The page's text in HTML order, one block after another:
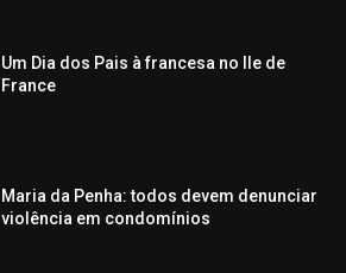
Um Dia dos Pais à francesa no Ile de
France
Maria da Penha: todos devem denunciar
violência em condomínios